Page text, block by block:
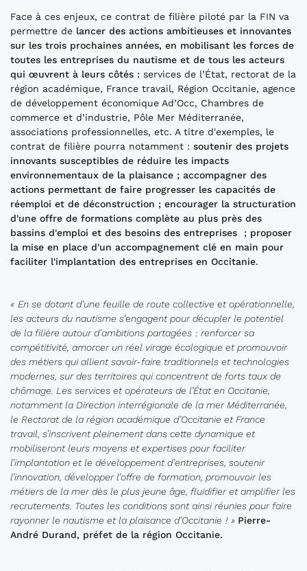
Face à ces enjeux, ce contrat de filière piloté par la FIN va
permettre de lancer des actions ambitieuses et innovantes
sur les trois prochaines années, en mobilisant les forces de
toutes les entreprises du nautisme et de tous les acteurs
qui œuvrent à leurs côtés : services de l’État, rectorat de la
région académique, France travail, Région Occitanie, agence
de développement économique Ad’Occ, Chambres de
commerce et d’industrie, Pôle Mer Méditerranée,
associations professionnelles, etc. A titre d'exemples, le
contrat de filière pourra notamment : soutenir des projets
innovants susceptibles de réduire les impacts
environnementaux de la plaisance ; accompagner des
actions permettant de faire progresser les capacités de
réemploi et de déconstruction ; encourager la structuration
d'une offre de formations complète au plus près des
bassins d'emploi et des besoins des entreprises
; proposer
la mise en place d'un accompagnement clé en main pour
faciliter l'implantation des entreprises en Occitanie.
« En se dotant d’une feuille de route collective et opérationnelle,
les acteurs du nautisme s’engagent pour décupler le potentiel
de la filière autour d’ambitions partagées : renforcer sa
compétitivité, amorcer un réel virage écologique et promouvoir
des métiers qui allient savoir-faire traditionnels et technologies
modernes, sur des territoires qui concentrent de forts taux de
chômage. Les services et opérateurs de l’État en Occitanie,
notamment la Direction interrégionale de la mer Méditerranée,
le Rectorat de la région académique d’Occitanie et France
travail, s’inscrivent pleinement dans cette dynamique et
mobiliseront leurs moyens et expertises pour faciliter
l’implantation et le développementd’entreprises, soutenir
l’innovation, développer l’offre de formation, promouvoir les
métiers de la mer dès le plus jeune âge, fluidifier et amplifier les
recrutements. Toutes les conditions sont ainsi réunies pour faire
rayonner le nautisme et la plaisance d’Occitanie ! » Pierre-
André Durand, préfet de la région Occitanie.